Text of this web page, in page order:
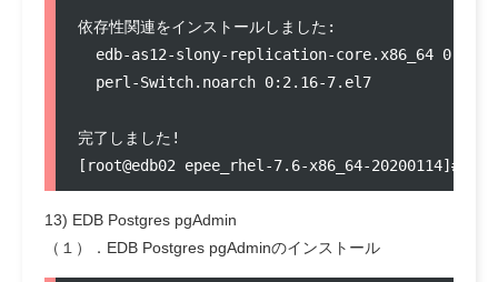
依存性関連をインストールしました:
edb-as12-slony-replication-core.x86_64
perl-Switch.noarch
完了しました!
13) EDB Postgres pgAdmin
（１）．EDB Postgres pgAdminのインストール